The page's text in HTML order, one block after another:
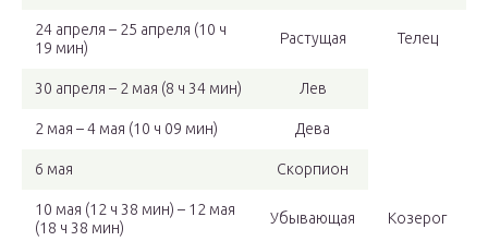
24 апреля – 25 апреля (10 ч
19 мин)
Растущая Телец
30 апреля – 2 мая (8 ч 34 мин) Лев
2 мая – 4 мая (10 ч 09 мин) Дева
6 мая Скорпион
10 мая (12 ч 38 мин) – 12 мая
(18 ч 38 мин)
Убывающая Козерог